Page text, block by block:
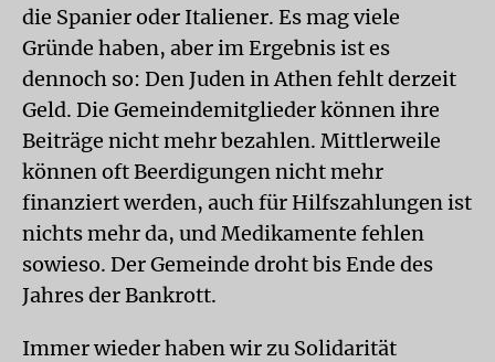
die Spanier oder Italiener. Es mag viele
Gründe haben, aber im Ergebnis ist es
dennoch so: Den Juden in Athen fehlt derzeit
Geld. Die Gemeindemitglieder können ihre
Beiträge nicht mehr bezahlen. Mittlerweile
können oft Beerdigungen nicht mehr
finanziert werden, auch für Hilfszahlungen ist
nichts mehr da, und Medikamente fehlen
sowieso. Der Gemeinde droht bis Ende des
Jahres der Bankrott.
Immer wieder haben wir zu Solidarität